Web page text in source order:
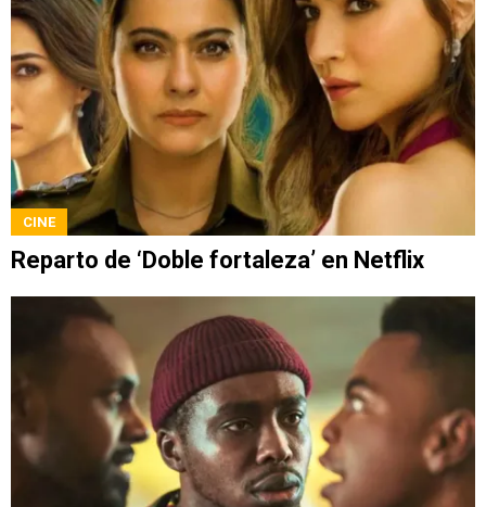
CINE
Reparto de ‘Doble fortaleza’ en Netflix